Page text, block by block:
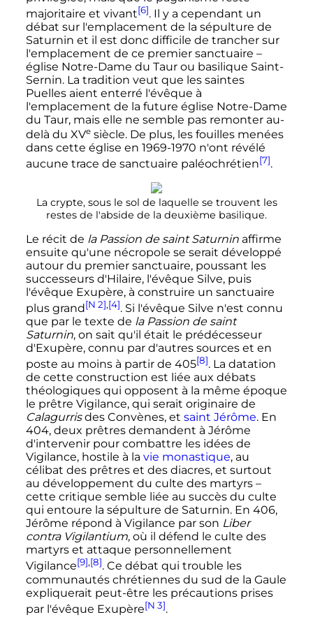
majoritaire et vivant[6]. Il y a cependant un
débat sur l'emplacement de la sépulture de
Saturnin et il est donc difficile de trancher sur
l'emplacement de ce premier sanctuaire –
église Notre-Dame du Taur ou basilique Saint-
Sernin. La tradition veut que les saintes
Puelles aient enterré l'évêque à
l'emplacement de la future église Notre-Dame
du Taur, mais elle ne semble pas remonter au-
delà du XVe siècle. De plus, les fouilles menées
dans cette église en 1969-1970 n'ont révélé
aucune trace de sanctuaire paléochrétien[7].
La crypte, sous le sol de laquelle se trouvent les
restes de l'abside de la deuxième basilique.
Le récit de la Passion de saint Saturninaffirme
ensuite qu'une nécropole se serait développé
autour du premier sanctuaire, poussant les
successeurs d'Hilaire, l'évêque Silve, puis
l'évêque Exupère, à construire un sanctuaire
plus grand[N 2],[4]. Si l'évêque Silve n'est connu
que par le texte de la Passion de saint
Saturnin, on sait qu'il était le prédécesseur
d'Exupère, connu par d'autres sources et en
poste au moins à partir de 405[8]. La datation
de cette construction est liée aux débats
théologiques qui opposent à la même époque
le prêtre Vigilance, qui serait originaire de
Calagurrisdes Convènes, et saint Jérôme. En
404, deux prêtres demandent à Jérôme
d'intervenir pour combattre les idées de
Vigilance, hostile à la vie monastique, au
célibat des prêtres et des diacres, et surtout
au développement du culte des martyrs –
cette critique semble liée au succès du culte
qui entoure la sépulture de Saturnin. En 406,
Jérôme répond à Vigilance par son Liber
contra Vigilantium, où il défend le culte des
martyrs et attaque personnellement
Vigilance[9],[8]. Ce débat qui trouble les
communautés chrétiennes du sud de la Gaule
expliquerait peut-être les précautions prises
par l'évêque Exupère[N 3].